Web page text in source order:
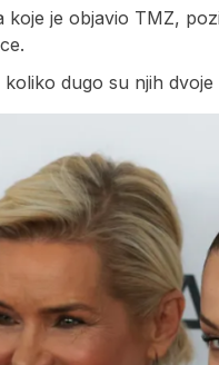
koje je objavio TMZ,
dugo su njih